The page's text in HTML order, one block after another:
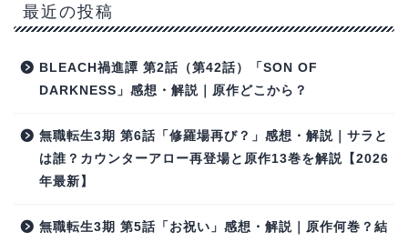
最近の投稿
BLEACH禍進譚 第2話（第42話）「SON OF
DARKNESS」感想・解説｜原作どこから？
無職転生3期 第6話「修羅場再び？」感想・解説｜サラと
は誰？カウンターアロー再登場と原作13巻を解説【2026
年最新】
無職転生3期 第5話「お祝い」感想・解説｜原作何巻？結